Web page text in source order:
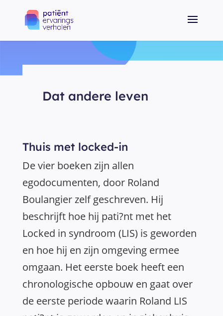
Dat andere leven
Thuis met locked-in
De vier boeken zijn allen
egodocumenten, door Roland
Boulangier zelf geschreven. Hij
beschrijft hoe hij pati?nt met het
Locked in syndroom (LIS) is geworden
en hoe hij en zijn omgeving ermee
omgaan. Het eerste boek heeft een
chronologische opbouw en gaat over
de eerste periode waarin Roland LIS